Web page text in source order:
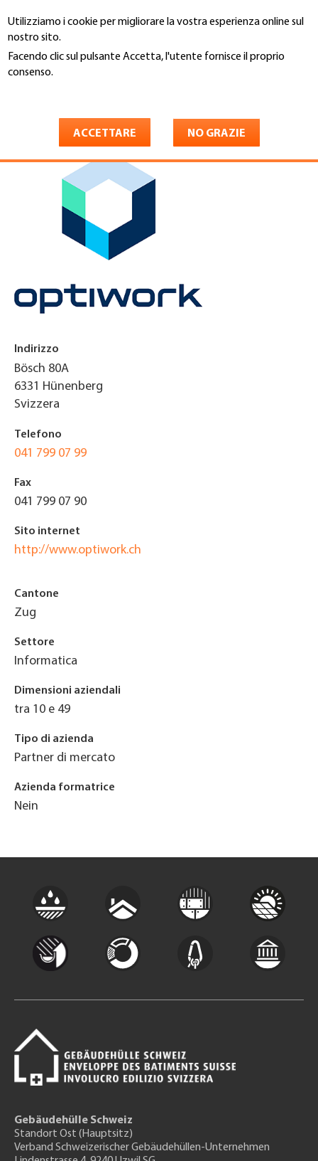
Utilizziamo i cookie per migliorare la vostra esperienza online sul
nostro sito.
Facendo clic sul pulsante Accetta, l'utente fornisce il proprio
consenso.
ACCETTARE NO GRAZIE
al
contenuto
principale
You
Indirizzo
Bösch 80A
6331 Hünenberg
Svizzera
Telefono
041 799 07 99
Fax
041 799 07 90
Sito internet
http://www.optiwork.ch
Cantone
Zug
Settore
Informatica
Dimensioni aziendali
tra 10 e 49
Tipo di azienda
Partner di mercato
Azienda formatrice
Nein
Gebäudehülle Schweiz
Standort Ost (Hauptsitz)
Verband Schweizerischer Gebäudehüllen-Unternehmen